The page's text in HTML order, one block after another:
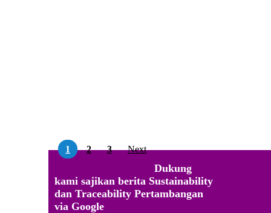
1 2 3 Next
Dukung
kami sajikan berita Sustainability
dan Traceability Pertambangan
via Google